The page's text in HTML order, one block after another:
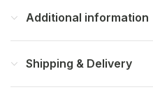
Additional information
Shipping & Delivery